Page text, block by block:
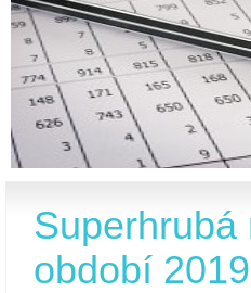
období 2019